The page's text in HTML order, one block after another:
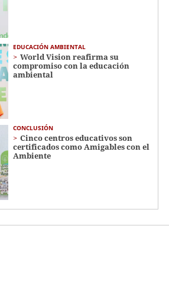
EDUCACIÓN AMBIENTAL
World Vision reafirma su
compromiso con la educación
ambiental
CONCLUSIÓN
Cinco centros educativos son
certificados como Amigables con el
Ambiente